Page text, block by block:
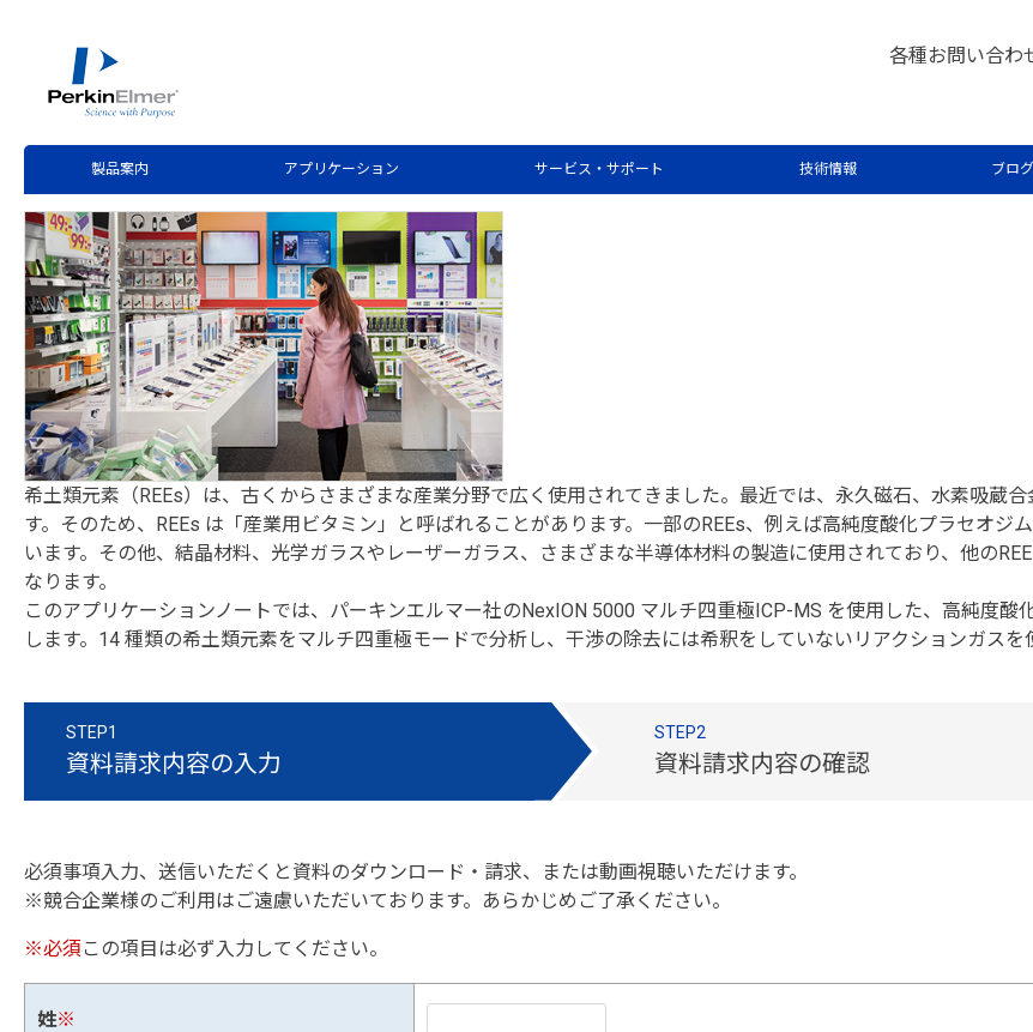
各種お問い合わ
製品案内 アプリケーション サービス・サポート 技術情報 ブログ
Application Note Request
NexION 5000 ICP-MS を用いた高純度酸化プラセオジム中の
希土類元素（REEs）は、古くからさまざまな産業分野で広く使用されてきました。最近では、永久磁石、水素吸蔵
す。そのため、REEs は「産業用ビタミン」と呼ばれることがあります。一部のREEs、例えば高純度酸化プラセオジ
います。その他、結晶材料、光学ガラスやレーザーガラス、さまざまな半導体材料の製造に使用されており、他の
なります。
このアプリケーションノートでは、パーキンエルマー社のNexION 5000 マルチ四重極ICP-MS を使用した、高純度
します。14 種類の希土類元素をマルチ四重極モードで分析し、干渉の除去には希釈をしていないリアクションガスを
STEP1
資料請求内容の入力
STEP2
資料請求内容の確認
必須事項入力、送信いただくと資料のダウンロード・請求、または動画視聴いただけます。
※競合企業様のご利用はご遠慮いただいております。あらかじめご了承ください。
※必須 この項目は必ず入力してください。
姓※